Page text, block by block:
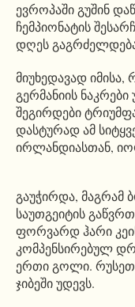
ევროპაში გუშინ
ჩემპიონატის
დღეს
მიუხედავად
გერმანიის
შეგირდები
დასტურად ამ
ირლანდიასთან,
გაუჭირდა, მაგრამ
საუთგეიტის
ფორვარდ ჰარი
კომპენსირებულ
ერთი გოლი.
ჯიბეში უდევს.